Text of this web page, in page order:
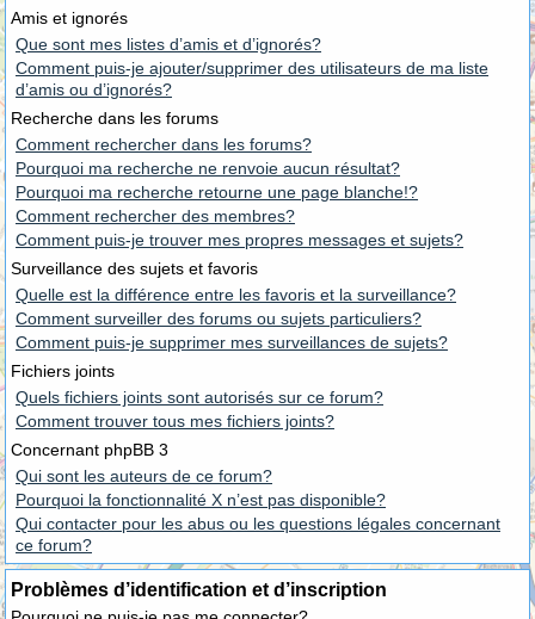
Amis et ignorés
Que sont mes listes d’amis et d’ignorés?
Comment puis-je ajouter/supprimer des utilisateurs de ma liste
d’amis ou d’ignorés?
Recherche dans les forums
Comment rechercher dans les forums?
Pourquoi ma recherche ne renvoie aucun résultat?
Pourquoi ma recherche retourne une page blanche!?
Comment rechercher des membres?
Comment puis-je trouver mes propres messages et sujets?
Surveillance des sujets et favoris
Quelle est la différence entre les favoris et la surveillance?
Comment surveiller des forums ou sujets particuliers?
Comment puis-je supprimer mes surveillances de sujets?
Fichiers joints
Quels fichiers joints sont autorisés sur ce forum?
Comment trouver tous mes fichiers joints?
Concernant phpBB 3
Qui sont les auteurs de ce forum?
Pourquoi la fonctionnalité X n’est pas disponible?
Qui contacter pour les abus ou les questions légales concernant
ce forum?
Problèmes d’identification et d’inscription